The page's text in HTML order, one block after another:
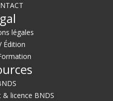
légales
Édition
licence BNDS